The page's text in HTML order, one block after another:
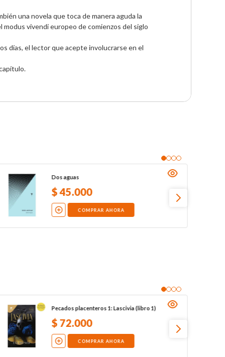
una novela que toca de manera aguda la
vivendi europeo de comienzos del siglo
días, el lector que acepte involucrarse en el
Dos aguas
$45.000
COMPRAR AHORA
Pecados placenteros 1: Lascivia (libro 1)
$72.000
COMPRAR AHORA